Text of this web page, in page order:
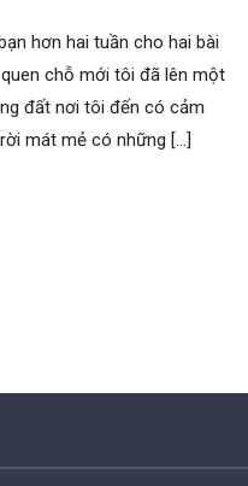
hơn hai tuần cho hai bài
chỗ mới tôi đã lên một
đất nơi tôi đến có cảm
mát mẻ có những […]